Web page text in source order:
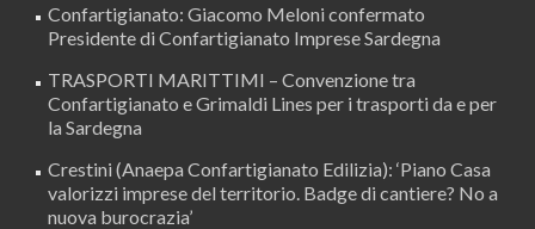
Confartigianato: Giacomo Meloni confermato
Presidente di Confartigianato Imprese Sardegna
TRASPORTI MARITTIMI – Convenzione tra
Confartigianato e Grimaldi Lines per i trasporti da e per
la Sardegna
Crestini (Anaepa Confartigianato Edilizia): ‘Piano Casa
valorizzi imprese del territorio. Badge di cantiere? No a
nuova burocrazia’